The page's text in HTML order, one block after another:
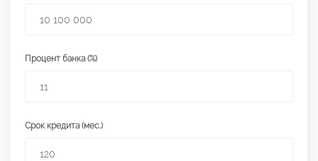
Процент банка (%)
Срок кредита (мес.)